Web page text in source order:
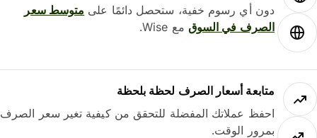
دون أي رسوم خفية، ستحصل دائمًا علىمتوسط ​​سعر
الصرف في السوقمع Wise.
متابعة أسعار الصرف لحظة بلحظة
احفظ عملاتك المفضلة للتحقق من كيفية تغير سعر الصرف
بمرور الوقت.